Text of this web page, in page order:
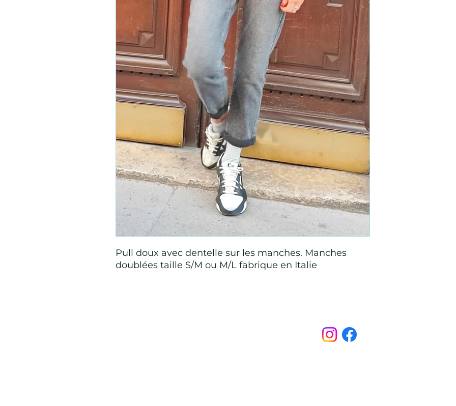
Pull doux avec dentelle sur les manches. Manches
doublées taille S/M ou M/L fabrique en Italie